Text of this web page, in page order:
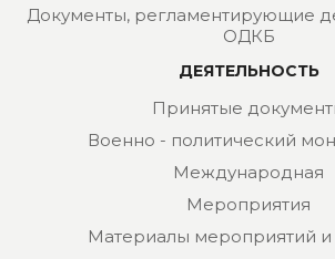
Документы, регламентирующие
ОДКБ
ДЕЯТЕЛЬНОСТЬ
Принятые
Военно - политический
Международная
Мероприятия
Материалы мероприятий и